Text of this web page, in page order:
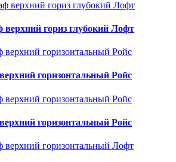
гориз глубокий Лофт
горизонтальный Ройс
горизонтальный Ройс